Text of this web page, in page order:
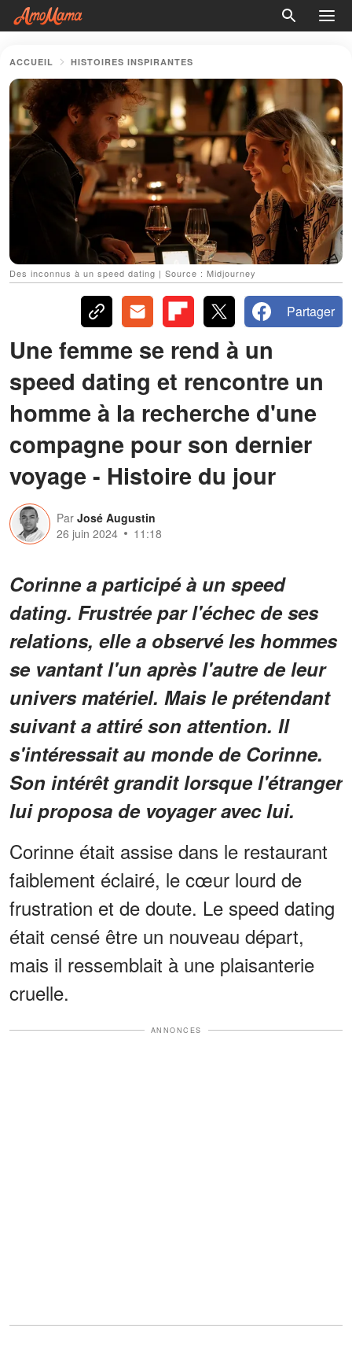
ACCUEIL HISTOIRES INSPIRANTES
Des inconnus à un speed dating | Source : Midjourney
Partager
Une femme se rend à un
speed dating et rencontre un
homme à la recherche d'une
compagne pour son dernier
voyage - Histoire du jour
Par José Augustin
26 juin 2024
11:18
Corinne a participé à un speed
dating. Frustrée par l'échec de ses
relations, elle a observé les hommes
se vantant l'un après l'autre de leur
univers matériel. Mais le prétendant
suivant a attiré son attention. Il
s'intéressait au monde de Corinne.
Son intérêt grandit lorsque l'étranger
lui proposa de voyager avec lui.
Corinne était assise dans le restaurant
faiblement éclairé, le cœur lourd de
frustration et de doute. Le speed dating
était censé être un nouveau départ,
mais il ressemblait à une plaisanterie
cruelle.
ANNONCES